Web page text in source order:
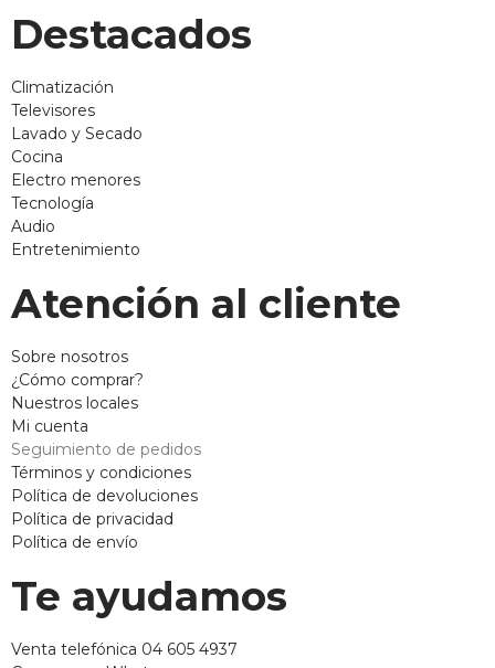
Destacados
Climatización
Televisores
Lavado y Secado
Cocina
Electro menores
Tecnología
Audio
Entretenimiento
Atención al cliente
Sobre nosotros
¿Cómo comprar?
Nuestros locales
Mi cuenta
Seguimiento de pedidos
Términos y condiciones
Política de devoluciones
Política de privacidad
Política de envío
Te ayudamos
Venta telefónica 04 605 4937